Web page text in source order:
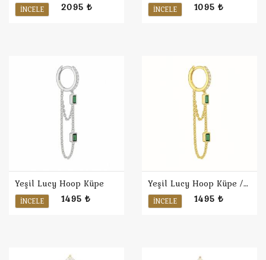
İNCELE 2095 ₺ İNCELE 1095 ₺
Yeşil Lucy Hoop Küpe
İNCELE 1495 ₺
Yeşil Lucy Hoop Küpe / Sarı
İNCELE 1495 ₺